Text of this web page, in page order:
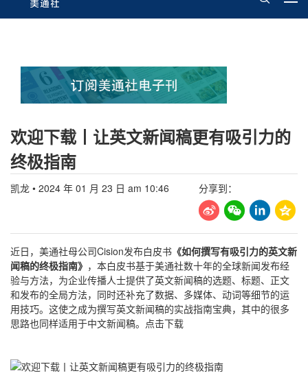
欢迎下载丨让英文新闻稿更有吸引力的
终极指南
凯龙 • 2024 年 01 月 23 日 am 10:46 分享到：
近日，美通社母公司Cision发布白皮书 《如何撰写有吸引力的英文新
闻稿的终极指南》 ，本白皮书基于美通社数十年的全球新闻发布经
验与方法，为企业传播人士提供了英文新闻稿的选题、标题、正文
和发布的全局方法，同时还补充了数据、多媒体、动词等细节的运
用技巧。这使之成为撰写英文新闻稿的实战指南宝典，其中的很多
思路也同样适用于中文新闻稿。 点击下载